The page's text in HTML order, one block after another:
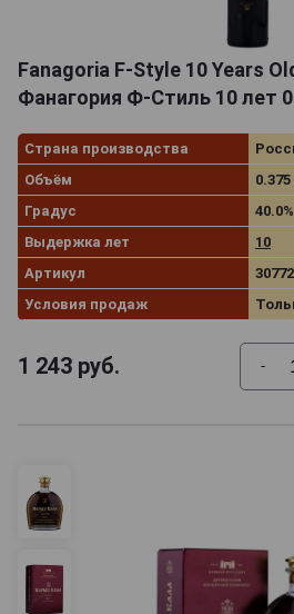
Fanagoria F-Style 10 Years
Фанагория Ф-Стиль 10 лет
Страна производства
Объём
0.375
Градус
40.0%
Выдержка лет
10
Артикул
Условия продаж
1 243 руб. -